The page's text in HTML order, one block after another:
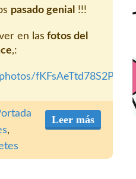
pasado genial !!!
en las fotos del
,:
fKFsAeTtd78S2P7X6
Leer más
,